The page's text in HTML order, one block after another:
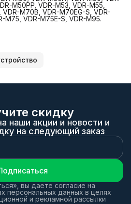
M50PP, VDR-M53, VDR-M55,
M70B, VDR-M70EG-S, VDR-
M75, VDR-M75E-S, VDR-M95.
скидку
наши акции и новости и
на следующий заказ
вы даете согласие на
персональных данных в целях
и рекламной рассылки